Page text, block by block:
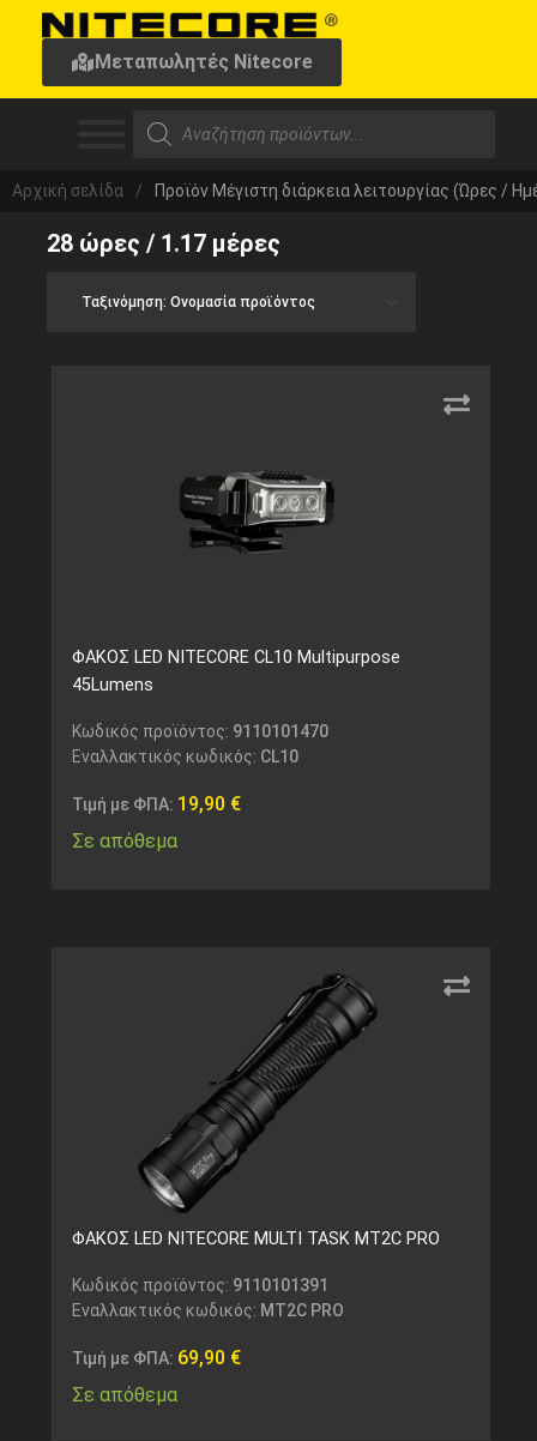
Μεταπωλητές Nitecore
Αρχική σελίδα / Προϊόν Μέγιστη διάρκεια λειτουργίας (Ώρες /
28 ώρες / 1.17 μέρες
ΦΑΚΟΣ LED NITECORE CL10 Multipurpose
45Lumens
Κωδικός προϊόντος: 9110101470
Εναλλακτικός κωδικός: CL10
Τιμή με ΦΠΑ: 19,90 €
Σε απόθεμα
ΦΑΚΟΣ LED NITECORE MULTI TASK MT2C PRO
Κωδικός προϊόντος: 9110101391
Εναλλακτικός κωδικός: MT2C PRO
Τιμή με ΦΠΑ: 69,90 €
Σε απόθεμα